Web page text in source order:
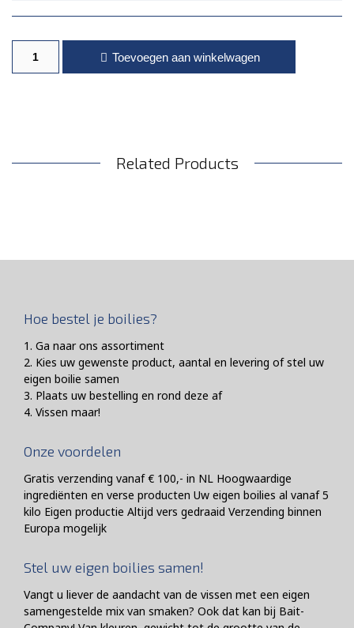
Octopus flavour aantalToevoegen aan winkelwagen
Related Products
Hoe bestel je boilies?
1. Ga naar ons assortiment
2. Kies uw gewenste product, aantal en levering of stel uw
eigen boilie samen
3. Plaats uw bestelling en rond deze af
4. Vissen maar!
Onze voordelen
Gratis verzending vanaf € 100,- in NL Hoogwaardige
ingrediënten en verse producten Uw eigen boilies al vanaf 5
kilo Eigen productie Altijd vers gedraaid Verzending binnen
Europa mogelijk
Stel uw eigen boilies samen!
Vangt u liever de aandacht van de vissen met een eigen
samengestelde mix van smaken? Ook dat kan bij Bait-